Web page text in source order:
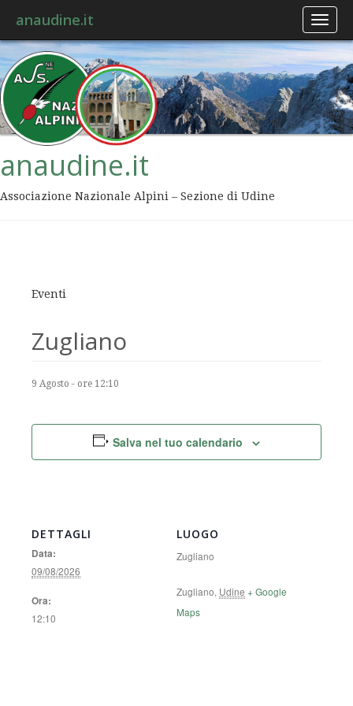
anaudine.it
anaudine.it
Associazione Nazionale Alpini – Sezione di Udine
Eventi
Zugliano
9 Agosto - ore 12:10
Salva nel tuo calendario
DETTAGLI
Data:
09/08/2026
Ora:
12:10
LUOGO
Zugliano
Zugliano, Udine + Google
Maps